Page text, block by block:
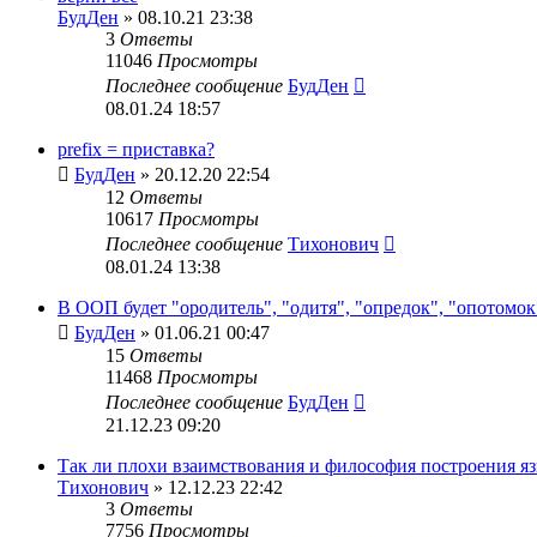
БудДен » 08.10.21 23:38
3 Ответы
11046 Просмотры
Последнее сообщение БудДен
08.01.24 18:57
prefix = приставка?
БудДен » 20.12.20 22:54
12 Ответы
10617 Просмотры
Последнее сообщение Тихонович
08.01.24 13:38
В ООП будет "ородитель", "одитя", "опредок",
БудДен » 01.06.21 00:47
15 Ответы
11468 Просмотры
Последнее сообщение БудДен
21.12.23 09:20
Так ли плохи взаимствования и философия построения
Тихонович » 12.12.23 22:42
3 Ответы
7756 Просмотры